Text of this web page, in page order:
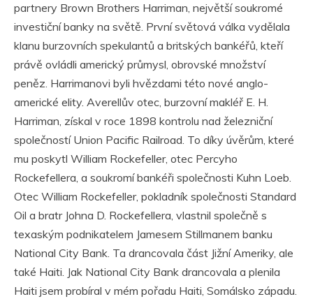
partnery Brown Brothers Harriman, největší soukromé
investiční banky na světě. První světová válka vydělala
klanu burzovních spekulantů a britských bankéřů, kteří
právě ovládli americký průmysl, obrovské množství
peněz. Harrimanovi byli hvězdami této nové anglo-
americké elity. Averellův otec, burzovní makléř E. H.
Harriman, získal v roce 1898 kontrolu nad železniční
společností Union Pacific Railroad. To díky úvěrům, které
mu poskytl William Rockefeller, otec Percyho
Rockefellera, a soukromí bankéři společnosti Kuhn Loeb.
Otec William Rockefeller, pokladník společnosti Standard
Oil a bratr Johna D. Rockefellera, vlastnil společně s
texaským podnikatelem Jamesem Stillmanem banku
National City Bank. Ta drancovala část Jižní Ameriky, ale
také Haiti. Jak National City Bank drancovala a plenila
Haiti jsem probíral v mém pořadu Haiti, Somálsko západu.